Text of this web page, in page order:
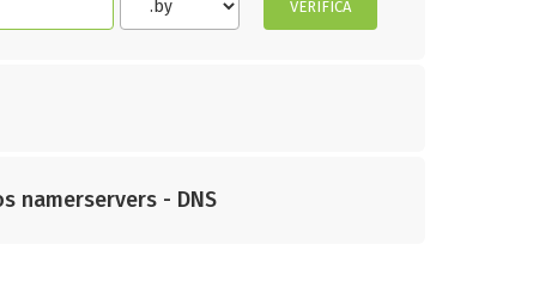
VERIFICA
namerservers - DNS